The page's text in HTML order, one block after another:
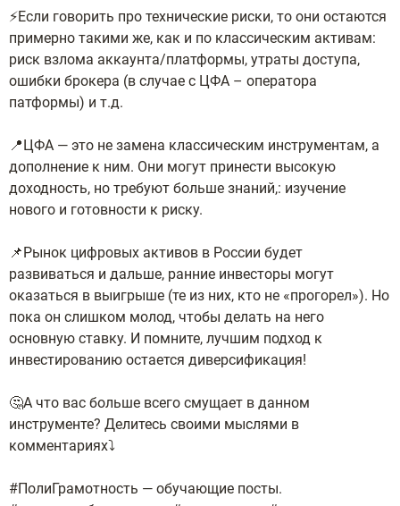
⚡️Если говорить про технические риски, то они остаются
примерно такими же, как и по классическим активам:
риск взлома аккаунта/платформы, утраты доступа,
ошибки брокера (в случае с ЦФА – оператора
патформы) и т.д.
📍ЦФА — это не замена классическим инструментам, а
дополнение к ним. Они могут принести высокую
доходность, но требуют больше знаний,: изучение
нового и готовности к риску.
📌Рынок цифровых активов в России будет
развиваться и дальше, ранние инвесторы могут
оказаться в выигрыше (те из них, кто не «прогорел»). Но
пока он слишком молод, чтобы делать на него
основную ставку. И помните, лучшим подход к
инвестированию остается диверсификация!
🤔А что вас больше всего смущает в данном
инструменте? Делитесь своими мыслями в
комментариях⤵️
#ПолиГрамотность — обучающие посты.